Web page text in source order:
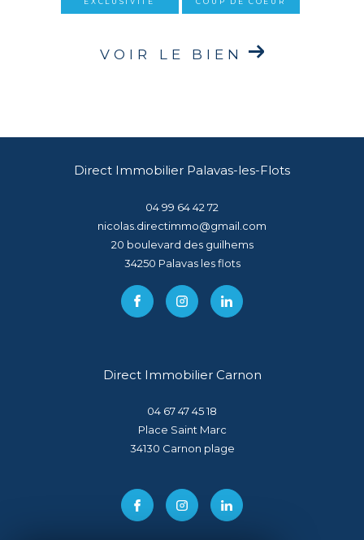
VOIR LE BIEN
Direct Immobilier Palavas-les-Flots
04 99 64 42 72
nicolas.directimmo@gmail.com
20 boulevard des guilhems
34250
palavas les flots
Direct Immobilier Carnon
04 67 47 45 18
Place Saint Marc
34130
carnon plage